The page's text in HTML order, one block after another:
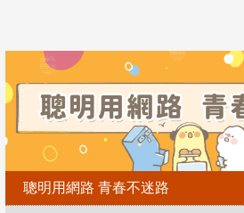
聰明用網路 青春不迷路